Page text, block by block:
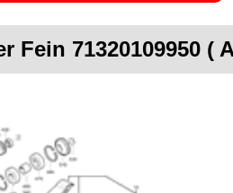
Fein 71320109950 (